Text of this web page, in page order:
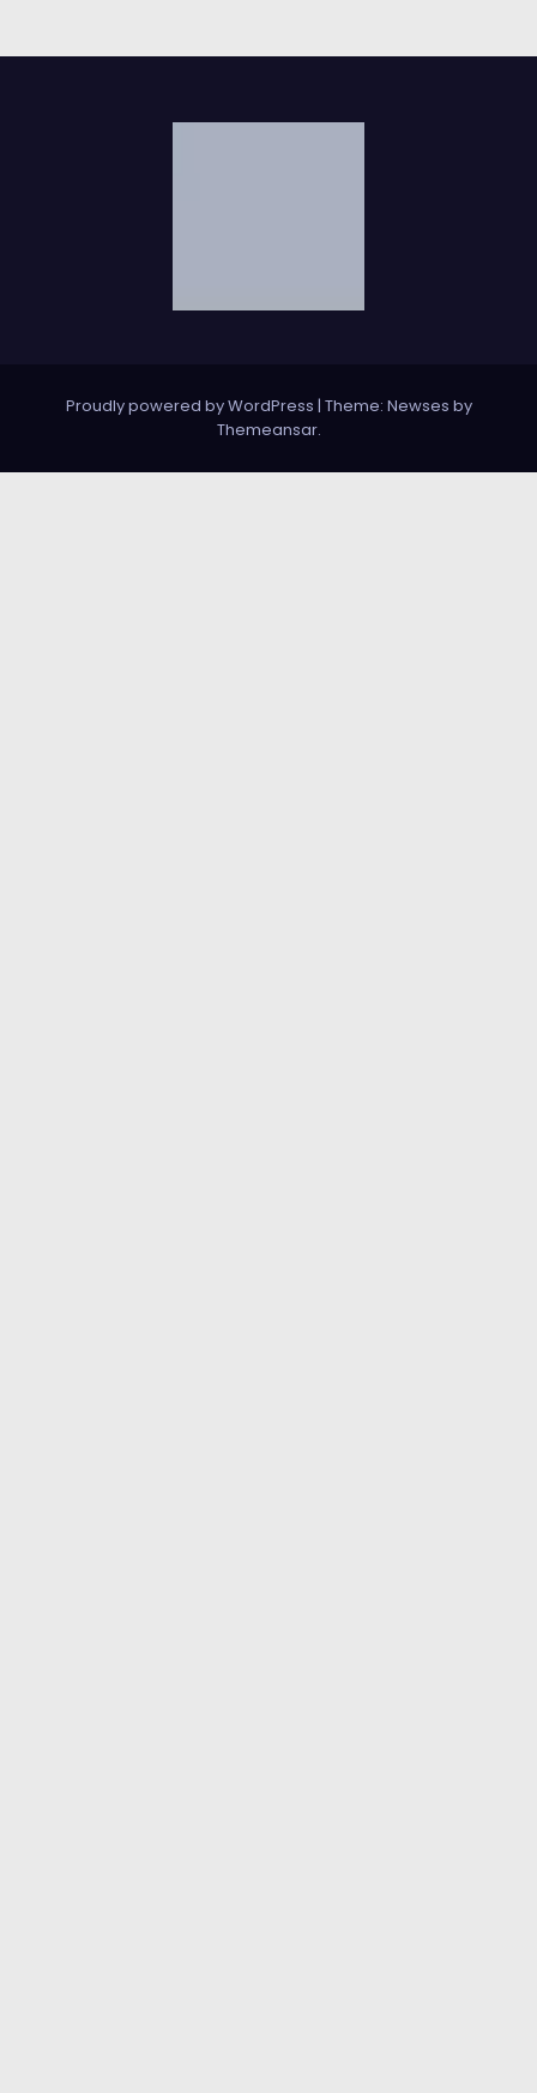
Proudly powered by WordPress | Theme: Newses by
Themeansar.